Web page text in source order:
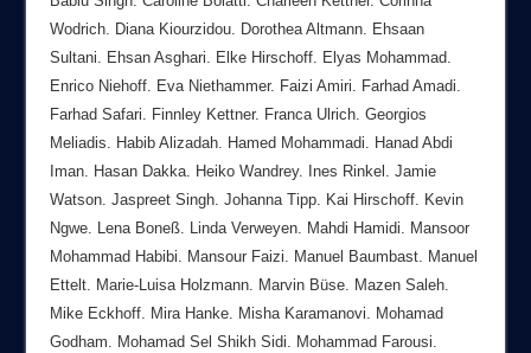
Wodrich. Diana Kiourzidou. Dorothea Altmann. Ehsaan
Sultani. Ehsan Asghari. Elke Hirschoff. Elyas Mohammad.
Enrico Niehoff. Eva Niethammer. Faizi Amiri. Farhad Amadi.
Farhad Safari. Finnley Kettner. Franca Ulrich. Georgios
Meliadis. Habib Alizadah. Hamed Mohammadi. Hanad Abdi
Iman. Hasan Dakka. Heiko Wandrey. Ines Rinkel. Jamie
Watson. Jaspreet Singh. Johanna Tipp. Kai Hirschoff. Kevin
Ngwe. Lena Boneß. Linda Verweyen. Mahdi Hamidi. Mansoor
Mohammad Habibi. Mansour Faizi. Manuel Baumbast. Manuel
Ettelt. Marie-Luisa Holzmann. Marvin Büse. Mazen Saleh.
Mike Eckhoff. Mira Hanke. Misha Karamanovi. Mohamad
Godham. Mohamad Sel Shikh Sidi. Mohammad Farousi.